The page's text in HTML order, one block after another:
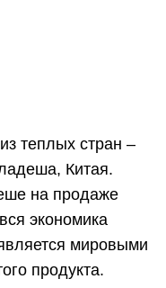
теплых стран –
Китая.
на продаже
экономика
мировыми
продукта.